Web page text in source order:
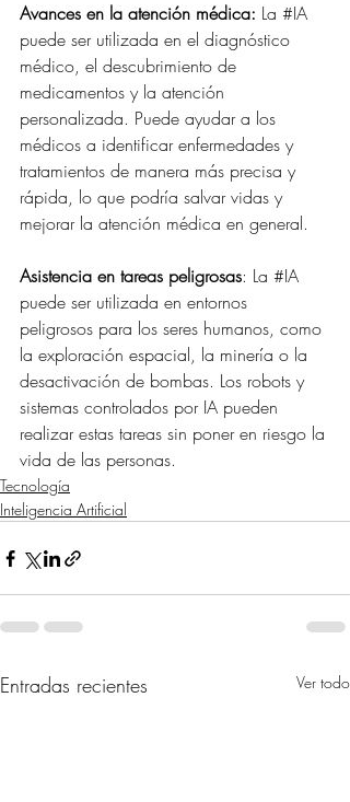
Avances en la atención médica: La #IA
puede ser utilizada en el diagnóstico
médico, el descubrimiento de
medicamentos y la atención
personalizada. Puede ayudar a los
médicos a identificar enfermedades y
tratamientos de manera más precisa y
rápida, lo que podría salvar vidas y
mejorar la atención médica en general.
Asistencia en tareas peligrosas: La #IA
puede ser utilizada en entornos
peligrosos para los seres humanos, como
la exploración espacial, la minería o la
desactivación de bombas. Los robots y
sistemas controlados por IA pueden
realizar estas tareas sin poner en riesgo la
vida de las personas.
Tecnología
Inteligencia Artificial
Entradas recientes Ver todo